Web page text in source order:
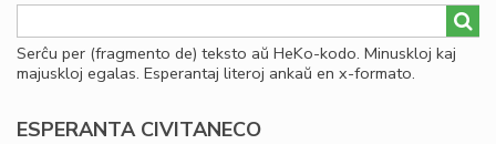
Serĉu per (fragmento de) teksto aŭ HeKo-kodo. Minuskloj kaj
majuskloj egalas. Esperantaj literoj ankaŭ en x-formato.
ESPERANTA CIVITANECO